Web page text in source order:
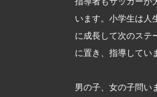
います。小学生は人
に成長して次のステ
に置き、指導してい
男の子、女の子問い